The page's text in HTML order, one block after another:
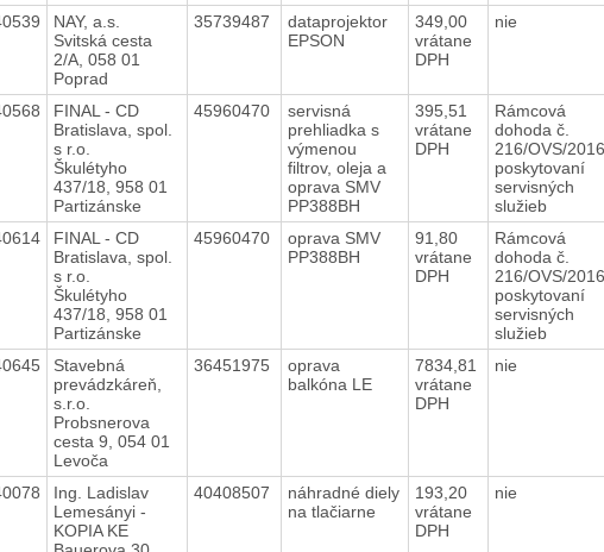
NAY, a.s.
Svitská cesta
2/A, 058 01
Poprad
35739487
dataprojektor
EPSON
349,00
vrátane
DPH
nie
FINAL - CD
Bratislava, spol.
s r.o.
Škulétyho
437/18, 958 01
Partizánske
45960470
servisná
prehliadka s
výmenou
filtrov, oleja a
oprava SMV
PP388BH
395,51
vrátane
DPH
Rámcová
dohoda č.
216/OVS/
poskytovaní
servisných
služieb
FINAL - CD
Bratislava, spol.
s r.o.
Škulétyho
437/18, 958 01
Partizánske
45960470
oprava SMV
PP388BH
91,80
vrátane
DPH
Rámcová
dohoda č.
216/OVS/
poskytovaní
servisných
služieb
Stavebná
prevádzkáreň,
s.r.o.
Probsnerova
cesta 9, 054 01
Levoča
36451975
oprava
balkóna LE
7834,81
vrátane
DPH
nie
Ing. Ladislav
Lemesányi -
KOPIA KE
40408507
náhradné diely
na tlačiarne
193,20
vrátane
DPH
nie